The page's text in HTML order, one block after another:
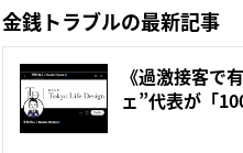
金銭トラブルの最新記事
《過激接客で
ェ”代表が「